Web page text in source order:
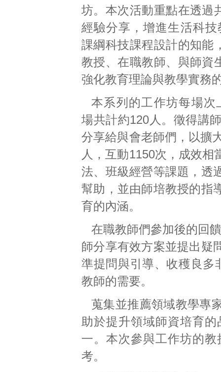
坊。本次活動重點在透過
經驗分享，增進生活科技
課綱科技課程設計的知能
教授、在職教師、與師資
強化教育理論與教學實務
本系列的工作坊每場次
場共計約120人。徵得講
分享給與會老師們，以擴
人，互動1150次，成效
法、班級經營等課題，透
幫助，並由師培教授的指
育的內涵。
在職教師們參加後的回
師分享有效方案並提出疑
準提問與引導、收穫良多
教師的需要。
蒐集並推薦領域教學專
助於提升領域師資培育
一。本次參與工作坊的
考。